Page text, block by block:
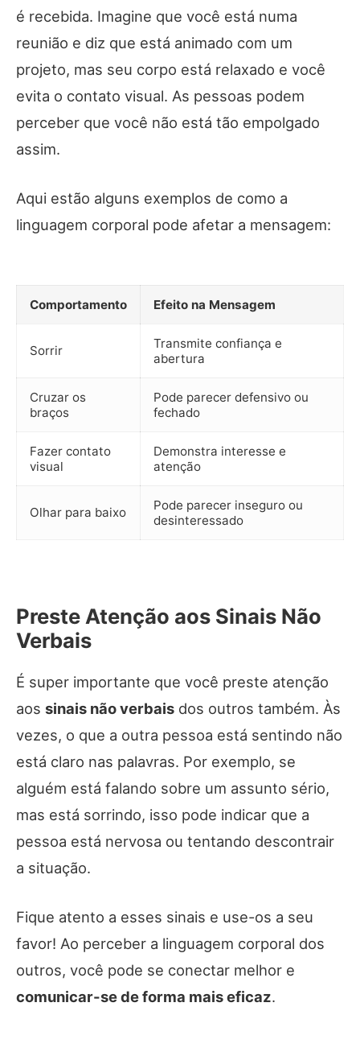
é recebida. Imagine que você está numa
reunião e diz que está animado com um
projeto, mas seu corpo está relaxado e você
evita o contato visual. As pessoas podem
perceber que você não está tão empolgado
assim.
Aqui estão alguns exemplos de como a
linguagem corporal pode afetar a mensagem:
Comportamento Efeito na Mensagem
Sorrir
Transmite confiança e
abertura
Cruzar os
braços
Pode parecer defensivo ou
fechado
Fazer contato
visual
Demonstra interesse e
atenção
Olhar para baixo
Pode parecer inseguro ou
desinteressado
Preste Atenção aos Sinais Não
Verbais
É super importante que você preste atenção
aos sinais não verbais dos outros também. Às
vezes, o que a outra pessoa está sentindo não
está claro nas palavras. Por exemplo, se
alguém está falando sobre um assunto sério,
mas está sorrindo, isso pode indicar que a
pessoa está nervosa ou tentando descontrair
a situação.
Fique atento a esses sinais e use-os a seu
favor! Ao perceber a linguagem corporal dos
outros, você pode se conectar melhor e
comunicar-se de forma mais eficaz.